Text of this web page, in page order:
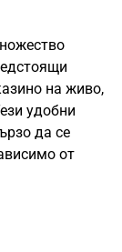
на живо,
удобни
да се
от